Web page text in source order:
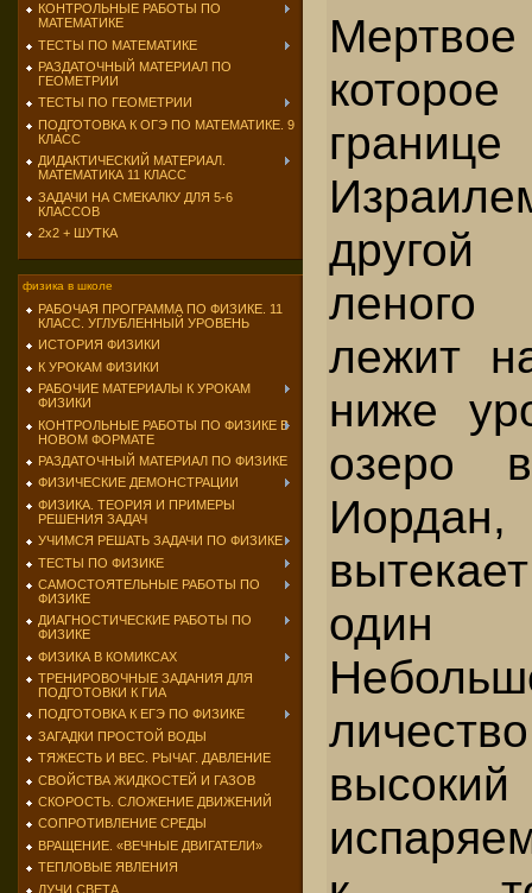
КОНТРОЛЬНЫЕ РАБОТЫ ПО
МАТЕМАТИКЕ
ТЕСТЫ ПО МАТЕМАТИКЕ
РАЗДАТОЧНЫЙ МАТЕРИАЛ ПО
ГЕОМЕТРИИ
ТЕСТЫ ПО ГЕОМЕТРИИ
ПОДГОТОВКА К ОГЭ ПО МАТЕМАТИКЕ. 9
КЛАСС
ДИДАКТИЧЕСКИЙ МАТЕРИАЛ.
МАТЕМАТИКА 11 КЛАСС
ЗАДАЧИ НА СМЕКАЛКУ ДЛЯ 5-6
КЛАССОВ
2х2 + ШУТКА
физика в школе
РАБОЧАЯ ПРОГРАММА ПО ФИЗИКЕ. 11
КЛАСС. УГЛУБЛЕННЫЙ УРОВЕНЬ
ИСТОРИЯ ФИЗИКИ
К УРОКАМ ФИЗИКИ
РАБОЧИЕ МАТЕРИАЛЫ К УРОКАМ
ФИЗИКИ
КОНТРОЛЬНЫЕ РАБОТЫ ПО ФИЗИКЕ В
НОВОМ ФОРМАТЕ
РАЗДАТОЧНЫЙ МАТЕРИАЛ ПО ФИЗИКЕ
ФИЗИЧЕСКИЕ ДЕМОНСТРАЦИИ
ФИЗИКА. ТЕОРИЯ И ПРИМЕРЫ
РЕШЕНИЯ ЗАДАЧ
УЧИМСЯ РЕШАТЬ ЗАДАЧИ ПО ФИЗИКЕ
ТЕСТЫ ПО ФИЗИКЕ
САМОСТОЯТЕЛЬНЫЕ РАБОТЫ ПО
ФИЗИКЕ
ДИАГНОСТИЧЕСКИЕ РАБОТЫ ПО
ФИЗИКЕ
ФИЗИКА В КОМИКСАХ
ТРЕНИРОВОЧНЫЕ ЗАДАНИЯ ДЛЯ
ПОДГОТОВКИ К ГИА
ПОДГОТОВКА К ЕГЭ ПО ФИЗИКЕ
ЗАГАДКИ ПРОСТОЙ ВОДЫ
ТЯЖЕСТЬ И ВЕС. РЫЧАГ. ДАВЛЕНИЕ
СВОЙСТВА ЖИДКОСТЕЙ И ГАЗОВ
СКОРОСТЬ. СЛОЖЕНИЕ ДВИЖЕНИЙ
СОПРОТИВЛЕНИЕ СРЕДЫ
ВРАЩЕНИЕ. «ВЕЧНЫЕ ДВИГАТЕЛИ»
ТЕПЛОВЫЕ ЯВЛЕНИЯ
ЛУЧИ СВЕТА
которое
лежит
ниже
озеро
один